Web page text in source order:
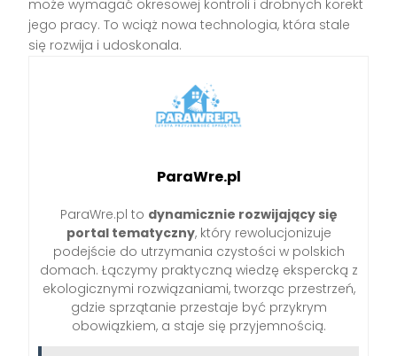
może wymagać okresowej kontroli i drobnych korekt
jego pracy. To wciąż nowa technologia, która stale
się rozwija i udoskonala.
ParaWre.pl
ParaWre.pl to dynamicznie rozwijający się
portal tematyczny, który rewolucjonizuje
podejście do utrzymania czystości w polskich
domach. Łączymy praktyczną wiedzę ekspercką z
ekologicznymi rozwiązaniami, tworząc przestrzeń,
gdzie sprzątanie przestaje być przykrym
obowiązkiem, a staje się przyjemnością.